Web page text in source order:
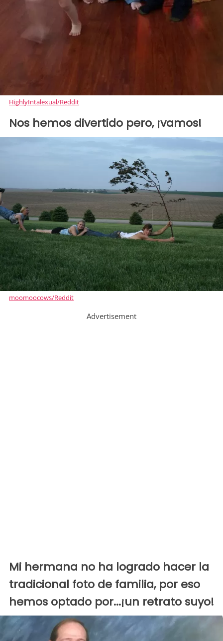
HighlyIntalexual/Reddit
Nos hemos divertido pero, ¡vamos!
moomoocows/Reddit
Advertisement
Mi hermana no ha logrado hacer la
tradicional foto de familia, por eso
hemos optado por...¡un retrato suyo!